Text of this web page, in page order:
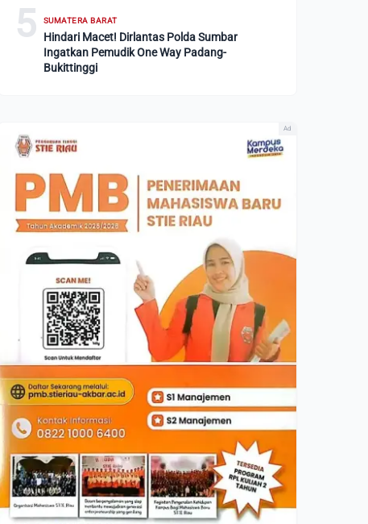
5 SUMATERA BARAT
Hindari Macet! Dirlantas Polda Sumbar
Ingatkan Pemudik One Way Padang-
Bukittinggi
Ad